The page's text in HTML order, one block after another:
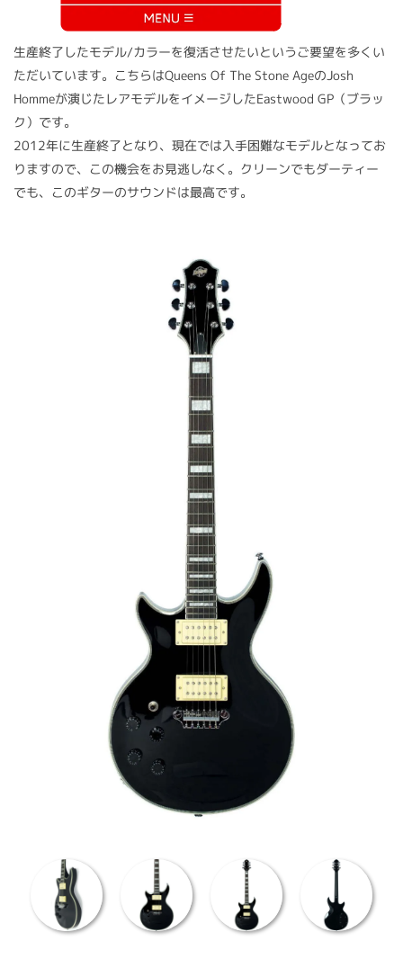
生産終了したモデル/カラーを復活させたいというご要望を多くい
ただいています。こちらはQueens Of The Stone AgeのJosh
Hommeが演じたレアモデルをイメージしたEastwood GP（ブラッ
ク）です。
2012年に生産終了となり、現在では入手困難なモデルとなってお
りますので、この機会をお見逃しなく。クリーンでもダーティー
でも、このギターのサウンドは最高です。